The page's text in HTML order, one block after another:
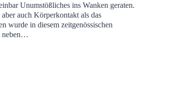
Unumstößliches ins Wanken geraten.
auch Körperkontakt als das
wurde in diesem zeitgenössischen
neben…